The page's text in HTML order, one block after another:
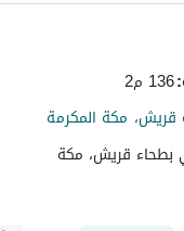
:136 م2
بطحاء قريش، مكة